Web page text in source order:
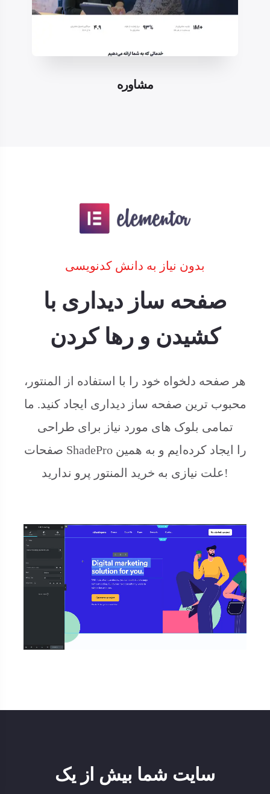
مشاوره
بدون نیاز به دانش کدنویسی
صفحه ساز دیداری با
کشیدن و رها کردن
هر صفحه دلخواه خود را با استفاده از المنتور،
محبوب ترین صفحه ساز دیداری ایجاد کنید. ما
تمامی بلوک های مورد نیاز برای طراحی
صفحات ShadePro را ایجاد کرده‌ایم و به همین
علت نیازی به خرید المنتور پرو ندارید!
سایت شما بیش از یک